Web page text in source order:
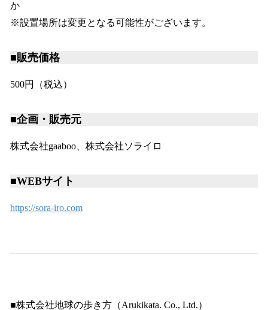
か
※設置場所は変更となる可能性がございます。
■販売価格
500円（税込）
■企画・販売元
株式会社gaaboo、株式会社ソライロ
■WEBサイト
https://sora-iro.com
■株式会社地球の歩き方（Arukikata. Co., Ltd.）